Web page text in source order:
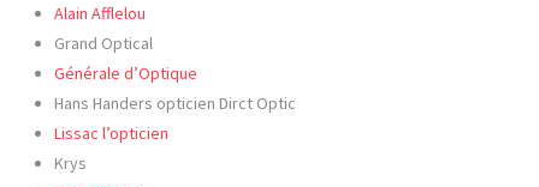
Alain Afflelou
Grand Optical
Générale d’Optique
Hans Handers opticien Dirct Optic
Lissac l’opticien
Krys